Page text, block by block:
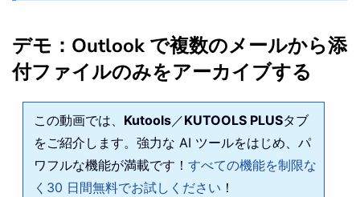
デモ：Outlook で複数のメールから添
付ファイルのみをアーカイブする
この動画では、 Kutools／KUTOOLS PLUSタブ
をご紹介します。強力な AI ツールをはじめ、パ
ワフルな機能が満載です！ すべての機能を制限な
く30 日間無料でお試しください ！